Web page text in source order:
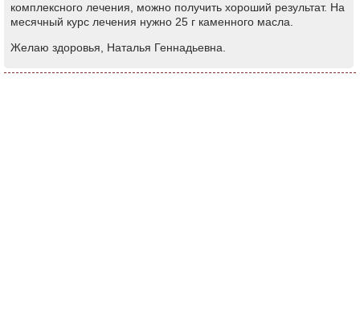
комплексного лечения, можно получить хороший результат. На
месячный курс лечения нужно 25 г каменного масла.
Желаю здоровья, Наталья Геннадьевна.